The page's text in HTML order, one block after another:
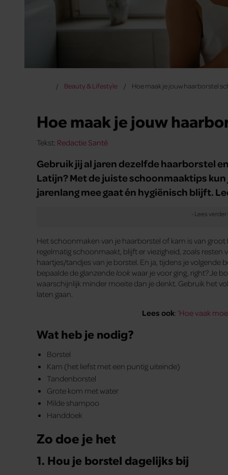
Beauty & Lifestyle Hoe maak je jouw haarborstel
Hoe maak je jouw
Tekst: Redactie Santé
Gebruik jij al jaren dezelfde haarborstel
Latijn? Met de juiste schoonmaaktips
jarenlang mee gaat én hygiënisch blijft.
Het schoonmaken van je haarborstel of kam is van
regelmatig schoonmaakt, blijft er viezigheid, zoals
haartjes/tandjes van je borstel. En ja, tijdens je
bepaalde de glanzende look waar je voor ging, right? Je
waarschijnlijk minder moeite dan je denkt. Gebruik het
laten gaan.
Lees ook: ‘Hoe vaak
Wat heb je nodig?
Borstel
Kam (het liefst met een puntig uiteinde)
Tandenborstel
Grote kom met water
Milde shampoo
Handdoek
Zo doe je het
1. Hou je borstel dagelijks bij